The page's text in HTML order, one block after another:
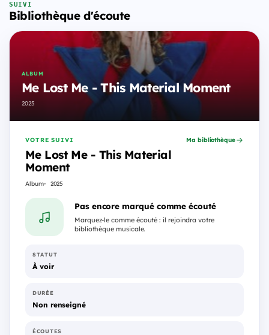
SUIVI
Bibliothèque d'écoute
ALBUM
Me Lost Me - This Material Moment
2025
VOTRE SUIVI
Me Lost Me - This Material
Moment
Album 2025
Ma bibliothèque
Pas encore marqué comme écouté
Marquez-le comme écouté : il rejoindra votre
bibliothèque musicale.
STATUT
À voir
DURÉE
Non renseigné
ÉCOUTES